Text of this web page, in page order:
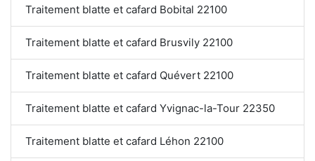
Traitement blatte et cafard Bobital 22100
Traitement blatte et cafard Brusvily 22100
Traitement blatte et cafard Quévert 22100
Traitement blatte et cafard Yvignac-la-Tour 22350
Traitement blatte et cafard Léhon 22100